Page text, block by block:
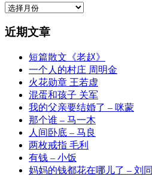
归
近期文章
短篇散文《老赵》
一个人的村庄 周明金
火花勋章 王若虚
混蛋和孩子 关军
我的父亲要结婚了 – 咪蒙
那个谁 – 马一木
人间卧底 – 马良
两枚戒指 毛利
有钱 – 小饭
妈妈的钱都花在哪儿了 – 刘同